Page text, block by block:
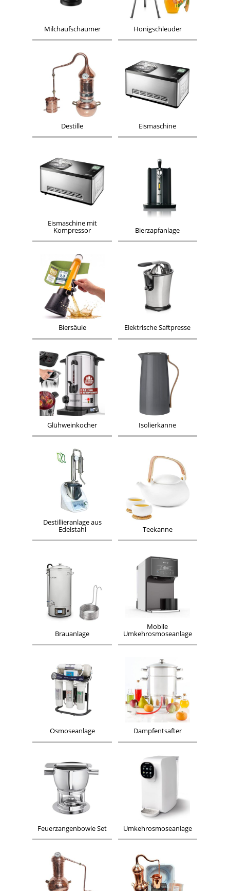
Milchaufschäumer Honigschleuder
Destille Eismaschine
Eismaschine mit
Kompressor
Bierzapfanlage
Biersäule Elektrische Saftpresse
Glühweinkocher Isolierkanne
Destillieranlage aus
Edelstahl
Teekanne
Brauanlage
Mobile
Umkehrosmoseanlage
Osmoseanlage Dampfentsafter
Feuerzangenbowle Set Umkehrosmoseanlage